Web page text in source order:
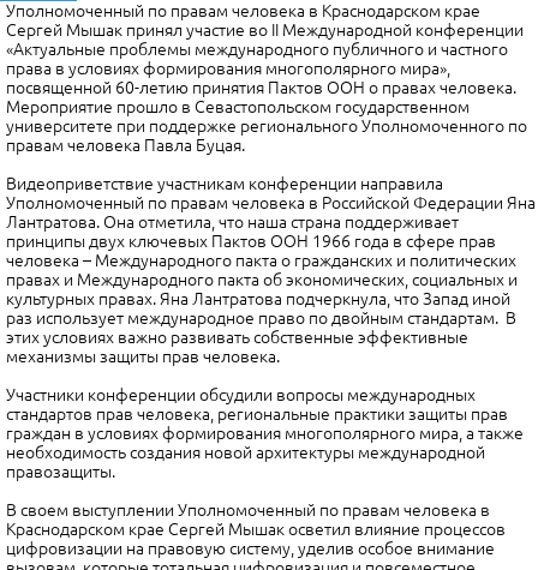
Уполномоченный по правам человека в Краснодарском крае
Сергей Мышак принял участие во II Международной конференции
«Актуальные проблемы международного публичного и частного
права в условиях формирования многополярного мира»,
посвященной 60-летию принятия Пактов ООН о правах человека.
Мероприятие прошло в Севастопольском государственном
университете при поддержке регионального Уполномоченного по
правам человека Павла Буцая.
Видеоприветствие участникам конференции направила
Уполномоченный по правам человека в Российской Федерации Яна
Лантратова. Она отметила, что наша страна поддерживает
принципы двух ключевых Пактов ООН 1966 года в сфере прав
человека – Международного пакта о гражданских и политических
правах и Международного пакта об экономических, социальных и
культурных правах. Яна Лантратова подчеркнула, что Запад иной
раз использует международное право по двойным стандартам. В
этих условиях важно развивать собственные эффективные
механизмы защиты прав человека.
Участники конференции обсудили вопросы международных
стандартов прав человека, региональные практики защиты прав
граждан в условиях формирования многополярного мира, а также
необходимость создания новой архитектуры международной
правозащиты.
В своем выступлении Уполномоченный по правам человека в
Краснодарском крае Сергей Мышак осветил влияние процессов
цифровизации на правовую систему, уделив особое внимание